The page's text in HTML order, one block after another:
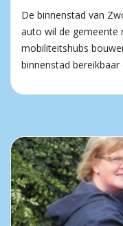
De binnenstad van
auto wil de gemeente
mobiliteitshubs
binnenstad